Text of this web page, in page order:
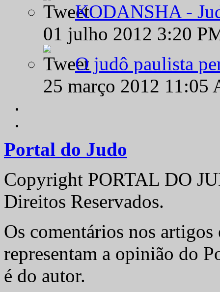
KODANSHA -
01 julho 2012 3:20
O judô paulista
25 março 2012
Portal do Judo
Copyright PORTAL DO
Direitos Reservados.
Os comentários nos artigos
representam a opinião do
é do autor.